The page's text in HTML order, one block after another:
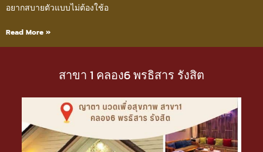
อยากสบายตัวแบบไม่ต้องใช้อ
Read More »
สาขา 1 คลอง6 พรธิสาร รังสิต